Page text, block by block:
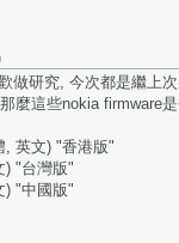
做研究, 今次都是繼上
麼這些nokia firmware
, 英文) "香港版"
) "台灣版"
) "中國版"